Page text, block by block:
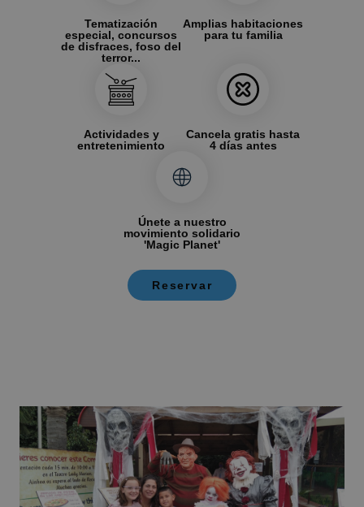
Tematización
especial, concursos
de disfraces, foso del
terror...
Amplias habitaciones
para tu familia
Actividades y
entretenimiento
Cancela gratis hasta
4 días antes
Únete a nuestro
movimiento solidario
'Magic Planet'
Reservar